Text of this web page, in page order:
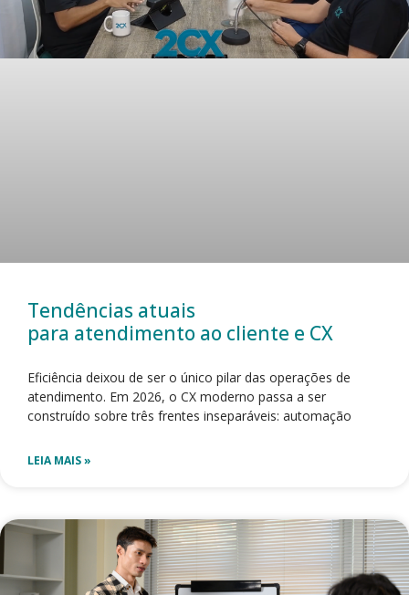
Tendências atuais
para atendimento ao cliente e CX
Eficiência deixou de ser o único pilar das operações de
atendimento. Em 2026, o CX moderno passa a ser
construído sobre três frentes inseparáveis: automação
LEIA MAIS »